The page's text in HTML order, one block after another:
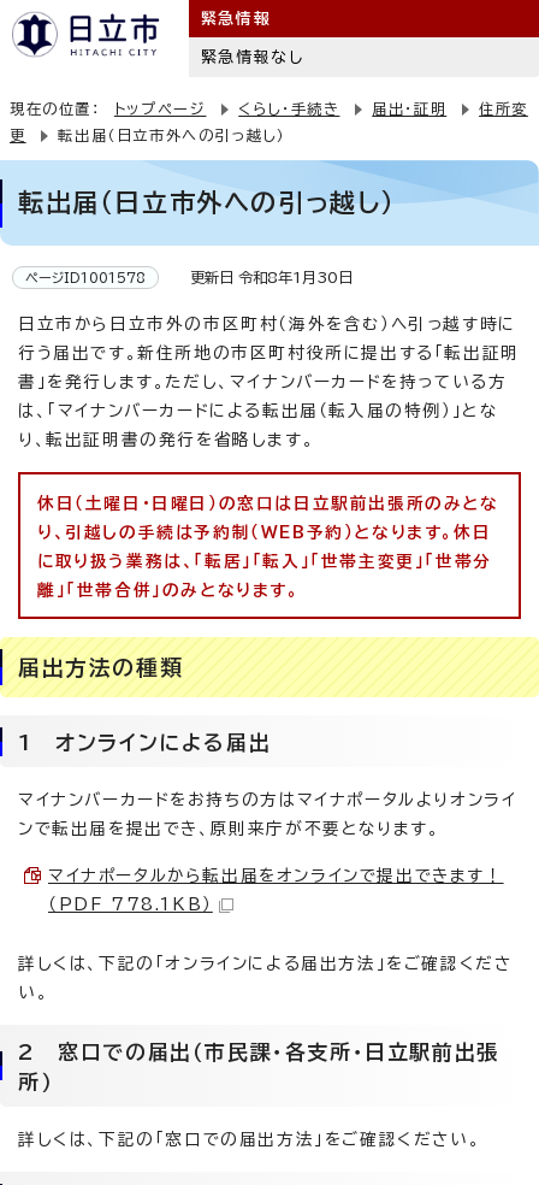
緊急情報
緊急情報なし
現在の位置： トップページ くらし・手続き 届出・証明
住所変
更
転出届（日立市外への引っ越し）
転出届（日立市外への引っ越し）
ページID1001578 更新日 令和8年1月30日
日立市から日立市外の市区町村（海外を含む）へ引っ越す時に
行う届出です。新住所地の市区町村役所に提出する「転出証明
書」を発行します。ただし、マイナンバーカードを持っている方
は、「マイナンバーカードによる転出届（転入届の特例）」とな
り、転出証明書の発行を省略します。
休日（土曜日・日曜日）の窓口は日立駅前出張所のみとな
り、引越しの手続は予約制（WEB予約）となります。休日
に取り扱う業務は、「転居」「転入」「世帯主変更」「世帯分
離」「世帯合併」のみとなります。
届出方法の種類
1 オンラインによる届出
マイナンバーカードをお持ちの方はマイナポータルよりオンライ
ンで転出届を提出でき、原則来庁が不要となります。
マイナポータルから転出届をオンラインで提出できます！
（PDF 778.1KB）
詳しくは、下記の「オンラインによる届出方法」をご確認くださ
い。
2 窓口での届出（市民課・各支所・日立駅前出張
所）
詳しくは、下記の「窓口での届出方法」をご確認ください。